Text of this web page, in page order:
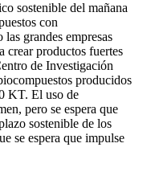
sostenible del mañana
con
grandes empresas
crear productos fuertes
de Investigación
producidos
KT. El uso de
pero se espera que
sostenible de los
se espera que impulse